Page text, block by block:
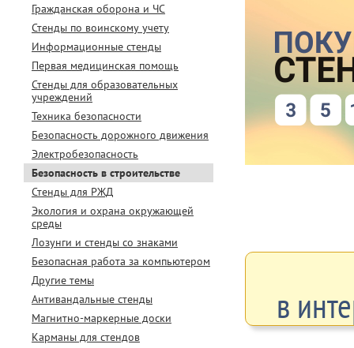
Гражданская оборона и ЧС
Стенды по воинскому учету
Информационные стенды
Первая медицинская помощь
Стенды для образовательных
учреждений
Техника безопасности
Безопасность дорожного движения
Электробезопасность
Безопасность в строительстве
Стенды для РЖД
Экология и охрана окружающей
среды
Лозунги и стенды со знаками
Безопасная работа за компьютером
Другие темы
Антивандальные стенды
Магнитно-маркерные доски
Карманы для стендов
в